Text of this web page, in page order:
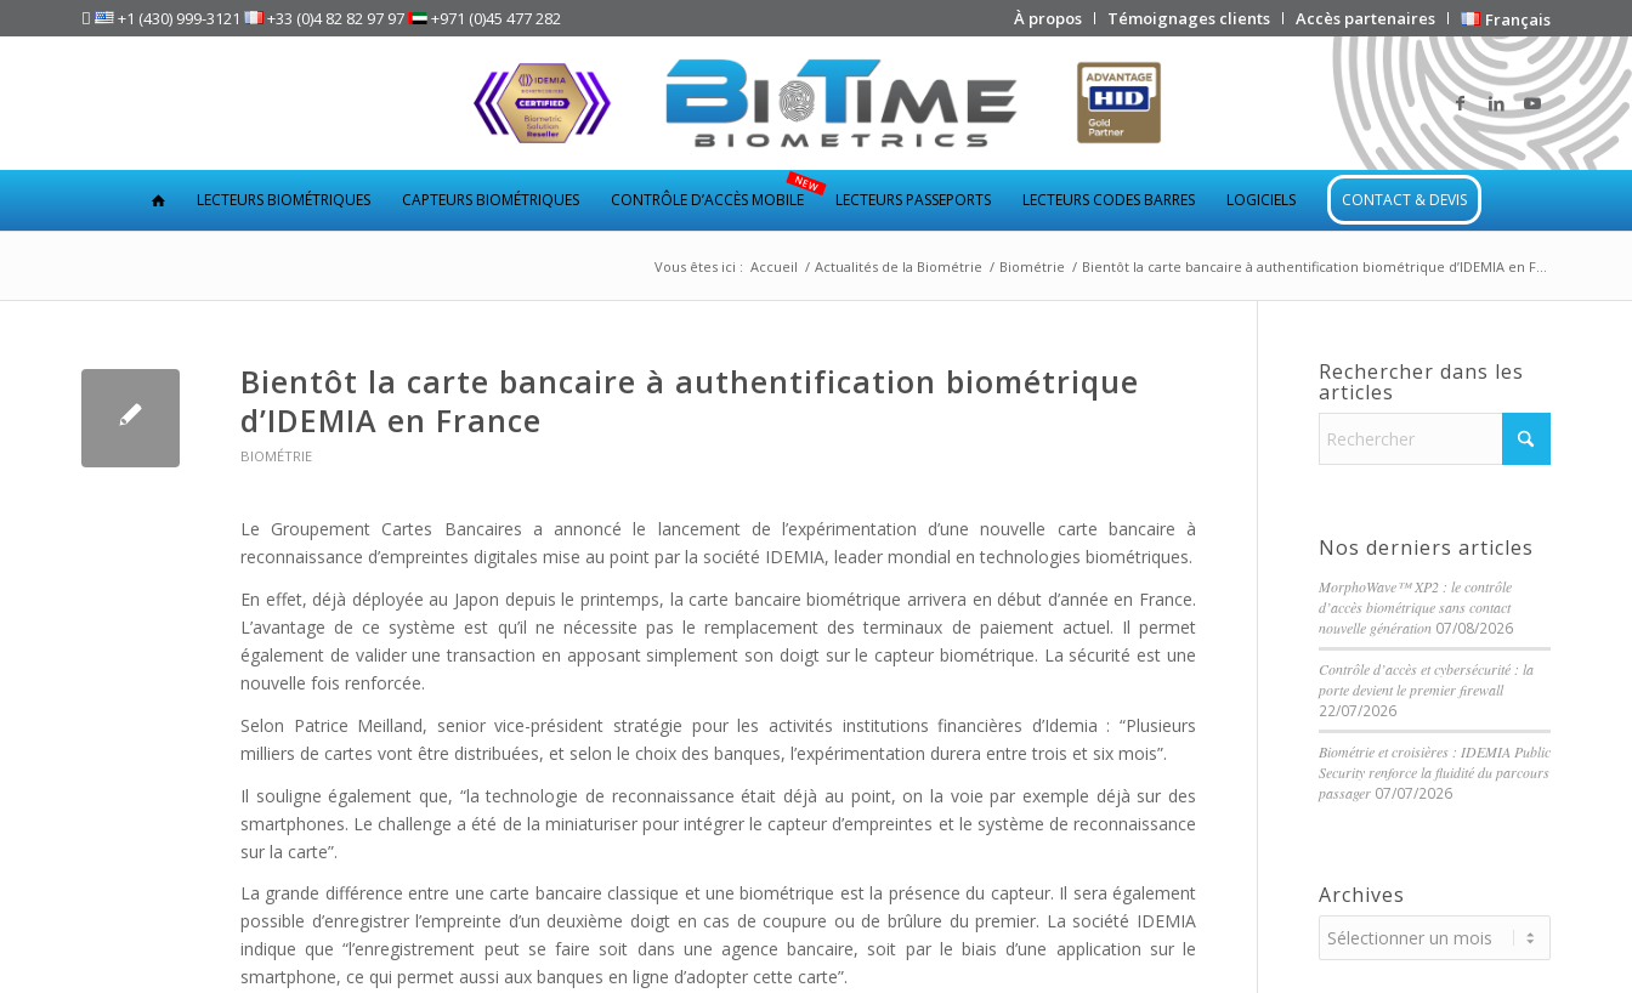
À propos Témoignages clients Accès partenaires Français
 +1 (430) 999-3121 +33 (0)4 82 82 97 97 +971 (0)45 477 282
LECTEURS BIOMÉTRIQUES CAPTEURS BIOMÉTRIQUES CONTRÔLE D’ACCÈS MOBILE LECTEURS PASSEPORTS LECTEURS CODES BARRES LOGICIELS CONTACT & DEVIS
Vous êtes ici : Accueil / Actualités de la Biométrie / Biométrie / Bientôt la carte bancaire à authentification biométrique d’IDEMIA en F...
Bientôt la carte bancaire à authentification biométrique
d’IDEMIA en France
BIOMÉTRIE
Le Groupement Cartes Bancaires a annoncé le lancement de l’expérimentation d’une nouvelle carte bancaire à
reconnaissance d’empreintes digitales mise au point par la société IDEMIA, leader mondial en technologies biométriques.
En effet, déjà déployée au Japon depuis le printemps, la carte bancaire biométrique arrivera en début d’année en France.
L’avantage de ce système est qu’il ne nécessite pas le remplacement des terminaux de paiement actuel. Il permet
également de valider une transaction en apposant simplement son doigt sur le capteur biométrique. La sécurité est une
nouvelle fois renforcée.
Selon Patrice Meilland, senior vice-président stratégie pour les activités institutions financières d’Idemia : “Plusieurs
milliers de cartes vont être distribuées, et selon le choix des banques, l’expérimentation durera entre trois et six mois”.
Il souligne également que, “la technologie de reconnaissance était déjà au point, on la voie par exemple déjà sur des
smartphones. Le challenge a été de la miniaturiser pour intégrer le capteur d’empreintes et le système de reconnaissance
sur la carte”.
La grande différence entre une carte bancaire classique et une biométrique est la présence du capteur. Il sera également
possible d’enregistrer l’empreinte d’un deuxième doigt en cas de coupure ou de brûlure du premier. La société IDEMIA
indique que “l’enregistrement peut se faire soit dans une agence bancaire, soit par le biais d’une application sur le
smartphone, ce qui permet aussi aux banques en ligne d’adopter cette carte”.
Rechercher dans les
articles
Nos derniers articles
MorphoWave™ XP2 : le contrôle
d’accès biométrique sans contact
nouvelle génération 07/08/2026
Contrôle d’accès et cybersécurité : la
porte devient le premier firewall
22/07/2026
Biométrie et croisières : IDEMIA Public
Security renforce la fluidité du parcours
passager 07/07/2026
Archives